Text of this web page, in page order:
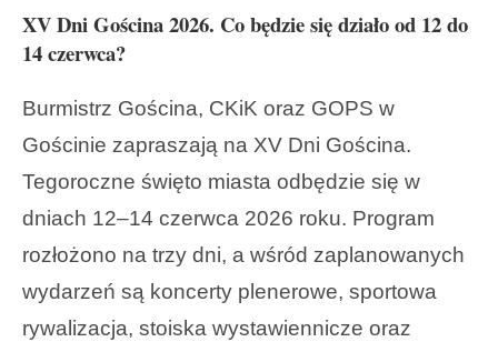
XV Dni Gościna 2026. Co będzie się działo od 12 do
14 czerwca?
Burmistrz Gościna, CKiK oraz GOPS w
Gościnie zapraszają na XV Dni Gościna.
Tegoroczne święto miasta odbędzie się w
dniach 12–14 czerwca 2026 roku. Program
rozłożono na trzy dni, a wśród zaplanowanych
wydarzeń są koncerty plenerowe, sportowa
rywalizacja, stoiska wystawiennicze oraz